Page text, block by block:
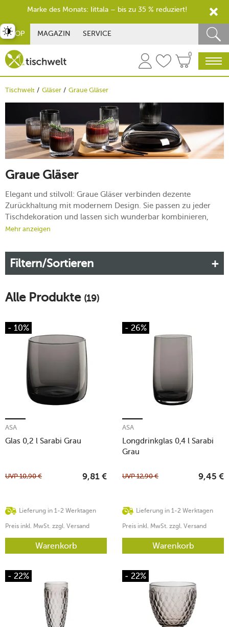
SHOP MAGAZIN SERVICE
0
Tischwelt Gläser Graue Gläser
Graue Gläser
Elegant und stilvoll: Graue Gläser verbinden dezente
Zurückhaltung mit modernem Design. Sie passen zu jeder
Tischdekoration und lassen sich wunderbar kombinieren,
ohne dabei aufdringlich zu wirken. Ob beim stilvollen Dinner
Gelegenheit einen Hauch von Raffinesse und eignen sich
perfekt für Liebhaber minimalistischer Ästhetik.
Mehr anzeigen
Filtern/Sortieren
Alle Produkte (19)
- 10%
Glas 0,2 l Sarabi Grau
ASA
Lieferung in 1-2 Werktagen
UVP10,90 € 9,81 €
Preis inkl. MwSt. zzgl. Versand
Warenkorb
- 26%
Longdrinkglas 0,4 l Sarabi
Grau
ASA
Lieferung in 1-2 Werktagen
UVP12,90 € 9,45 €
Preis inkl. MwSt. zzgl. Versand
Warenkorb
- 22% - 22%
umschalten
Marke des Monats: Iittala – bis zu 35 % reduziert!